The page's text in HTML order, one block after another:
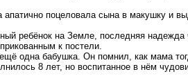
поцеловала сына в макушку и
ребёнок на Земле, последняя надежда
к постели.
одна бабушка. Он помнил, как мама
8 лет, но воспитанное в нём